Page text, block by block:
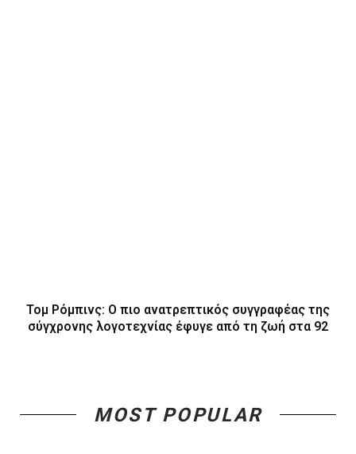
Τομ Ρόμπινς: Ο πιο ανατρεπτικός συγγραφέας της
σύγχρονης λογοτεχνίας έφυγε από τη ζωή στα 92
MOST POPULAR